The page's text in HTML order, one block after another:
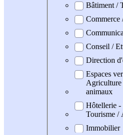
Bâtiment /
Commerce
Conseil /
Direction
Espaces
Agriculture
animaux
Hôtellerie -
Tourisme /
Immobilier